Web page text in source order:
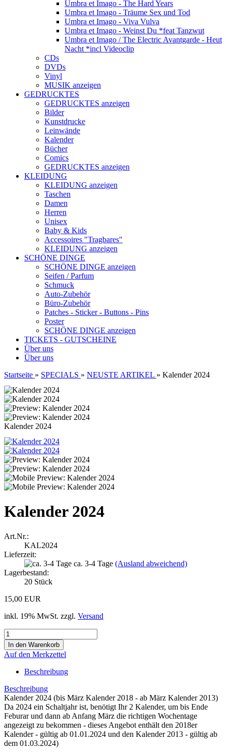
Umbra et Imago - The Hard Years
Umbra et Imago - Träume Sex und Tod
Umbra et Imago - Viva Vulva
Umbra et Imago - Weinst Du *feat Tanzwut
Umbra et Imago / The Electric Avantgarde - Heut
Nacht *incl Videoclip
CDs
DVDs
Vinyl
MUSIK anzeigen
GEDRUCKTES
GEDRUCKTES anzeigen
Bilder
Kunstdrucke
Leinwände
Kalender
Bücher
Comics
GEDRUCKTES anzeigen
KLEIDUNG
KLEIDUNG anzeigen
Taschen
Damen
Herren
Unisex
Baby & Kids
Accessoires "Tragbares"
KLEIDUNG anzeigen
SCHÖNE DINGE
SCHÖNE DINGE anzeigen
Seifen / Parfum
Schmuck
Auto-Zubehör
Büro-Zubehör
Patches - Sticker - Buttons - Pins
Poster
SCHÖNE DINGE anzeigen
TICKETS - GUTSCHEINE
Über uns
Über uns
Startseite » SPECIALS » NEUSTE ARTIKEL » Kalender 2024
Kalender 2024
Kalender 2024
Art.Nr.:
KAL2024
Lieferzeit:
ca. 3-4 Tage (Ausland abweichend)
Lagerbestand:
20 Stück
15,00 EUR
inkl. 19% MwSt. zzgl. Versand
Auf den Merkzettel
Beschreibung
Beschreibung
Kalender 2024 (bis März Kalender 2018 - ab März Kalender 2013)
Da 2024 ein Schaltjahr ist, benötigt Ihr 2 Kalender, um bis Ende
Feburar und dann ab Anfang März die richtigen Wochentage
angezeigt zu bekommen - dieses Angebot enthält den 2018er
Kalender - gültig ab 01.01.2024 und den Kalender 2013 - gültig ab
dem 01.03.2024)